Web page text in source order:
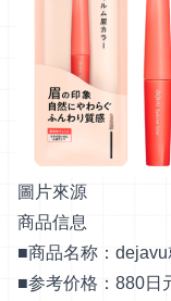
圖片來源
商品信息
■商品名称：
■参考价格：880日